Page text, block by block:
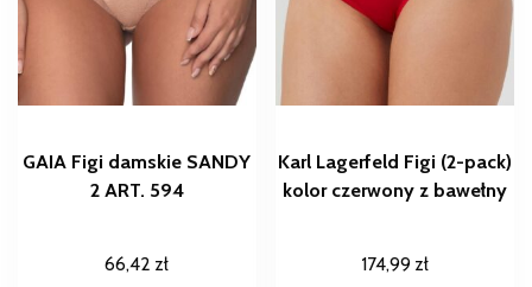
GAIA Figi damskie SANDY
2 ART. 594
66,42 zł
Karl Lagerfeld Figi (2-pack)
kolor czerwony z bawełny
174,99 zł